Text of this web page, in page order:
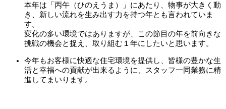
本年は「丙午（ひのえうま）」にあたり、物事が大きく動
き、新しい流れを生み出す力を持つ年とも言われていま
す。
変化の多い環境ではありますが、この節目の年を前向きな
挑戦の機会と捉え、取り組む１年にしたいと思います。
今年もお客様に快適な住宅環境を提供し、皆様の豊かな生
活と幸福への貢献が出来るように、
スタッフ一同業務に精
進してまいります。